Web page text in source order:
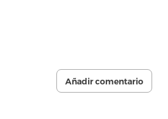
Añadir comentario